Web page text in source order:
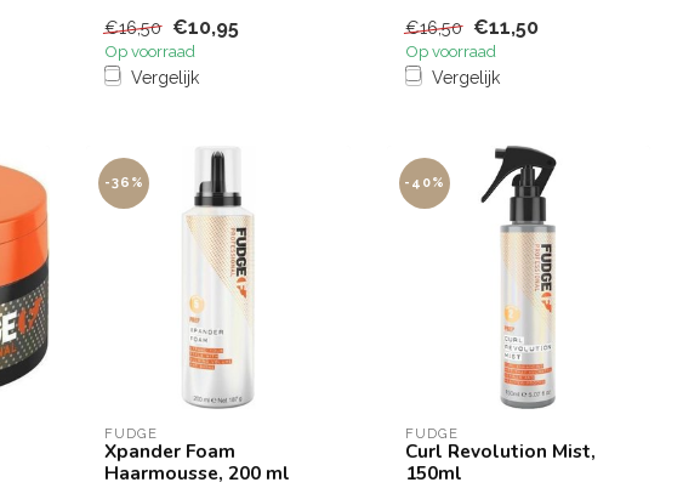
€16,50 €10,95
Op voorraad
Vergelijk
€16,50 €11,50
Op voorraad
Vergelijk
-36%
FUDGE
Xpander Foam
Haarmousse, 200 ml
-40%
FUDGE
Curl Revolution Mist,
150ml